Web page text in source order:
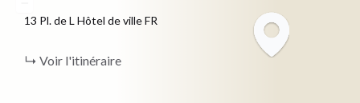
13 Pl. de L Hôtel de villeFR
Voir l'itinéraire